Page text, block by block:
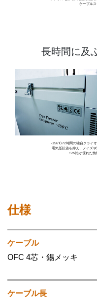
ケーブルス
長時間に及
-156℃/72時間の独自クライ
電気抵抗値を抑え、ノイズ
S/N比が優れた情
仕様
ケーブル
OFC 4芯・錫メッキ
ケーブル長